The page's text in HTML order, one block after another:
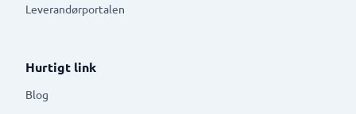
Leverandørportalen
Hurtigt link
Blog